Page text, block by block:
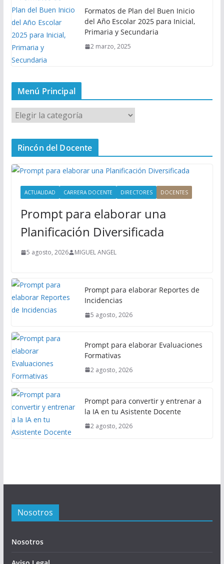
Formatos de Plan del Buen Inicio
del Año Escolar 2025 para Inicial,
Primaria y Secundaria
2 marzo, 2025
Menú Principal
M
e
n
P
Rincón del Docente
ACTUALIDAD CARRERA DOCENTE DIRECTORES DOCENTES
Prompt para elaborar una
Planificación Diversificada
5 agosto, 2026 MIGUEL ANGEL
Prompt para elaborar Reportes de
Incidencias
5 agosto, 2026
Prompt para elaborar Evaluaciones
Formativas
2 agosto, 2026
Prompt para convertir y entrenar a
la IA en tu Asistente Docente
2 agosto, 2026
Nosotros
Nosotros